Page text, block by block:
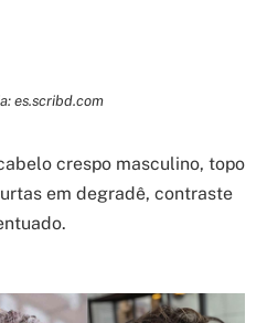
es.scribd.com
crespo masculino, topo
em degradê, contraste